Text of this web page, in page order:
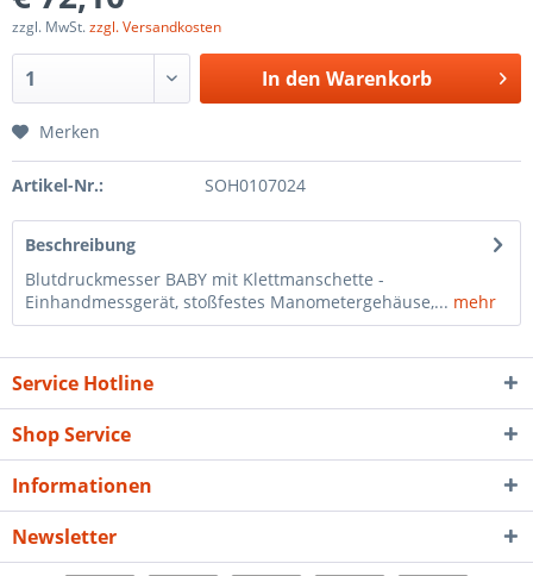
zzgl. MwSt.zzgl. Versandkosten
In den Warenkorb
Merken
Artikel-Nr.: SOH0107024
Beschreibung
Blutdruckmesser BABY mit Klettmanschette -
Einhandmessgerät, stoßfestes Manometergehäuse,... mehr
Service Hotline
Shop Service
Informationen
Newsletter